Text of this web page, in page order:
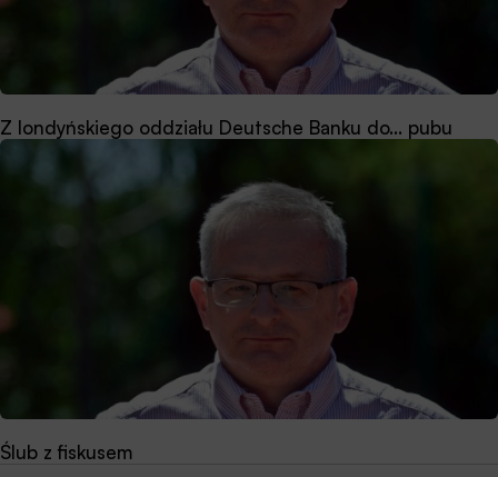
Z londyńskiego oddziału Deutsche Banku do… pubu
Ślub z fiskusem